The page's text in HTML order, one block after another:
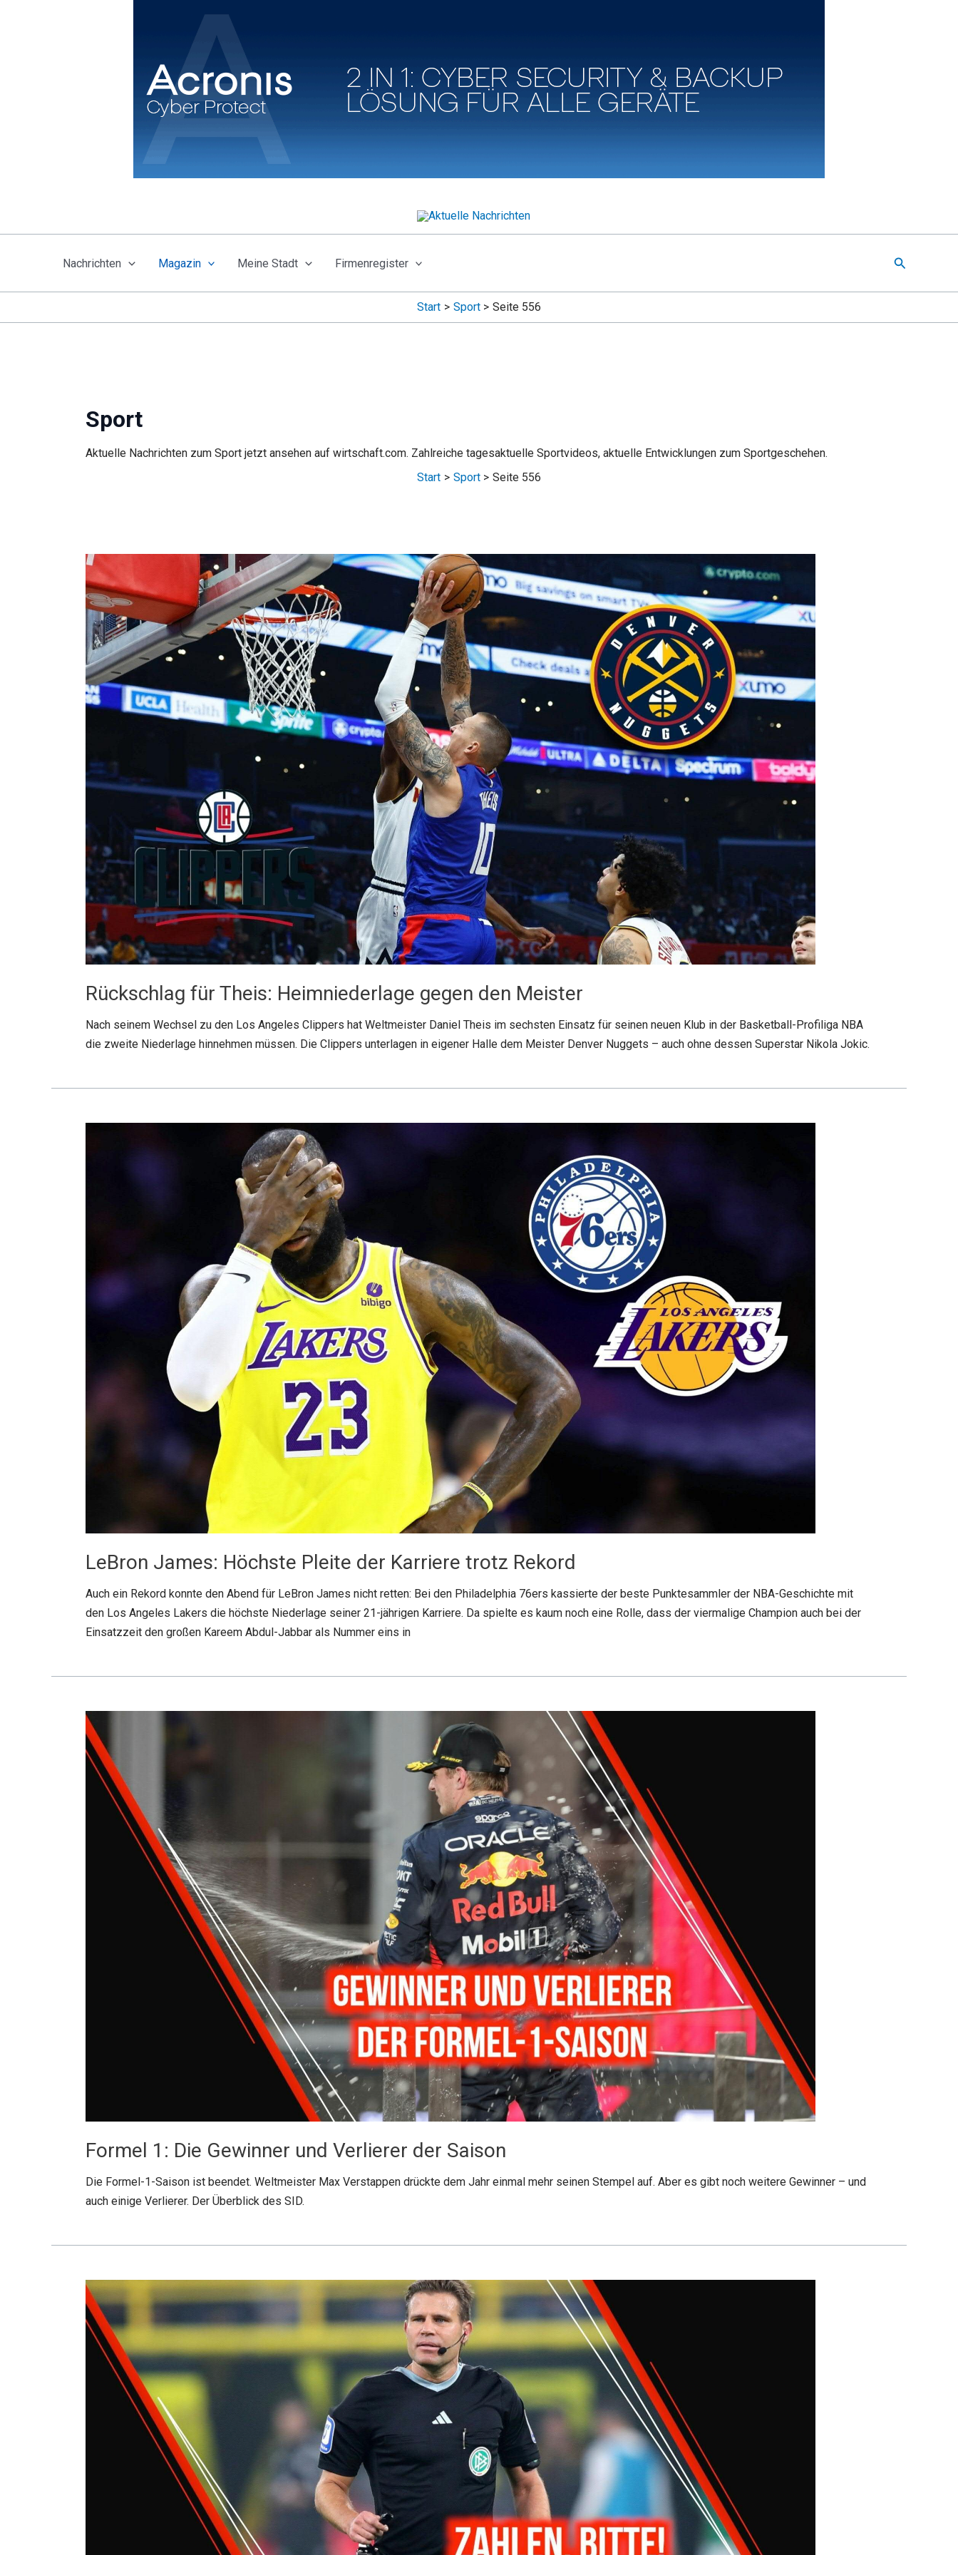
Nachrichten Magazin Meine Stadt Firmenregister Suchen
Start Sport Seite 556
Sport
Aktuelle Nachrichten zum Sport jetzt ansehen auf wirtschaft.com. Zahlreiche tagesaktuelle Sportvideos, aktuelle Entwicklungen zum Sportgeschehen.
Start
Sport Seite 556
Rückschlag für Theis: Heimniederlage gegen den Meister
Nach seinem Wechsel zu den Los Angeles Clippers hat Weltmeister Daniel Theis im sechsten Einsatz für seinen neuen Klub in der Basketball-Profiliga NBA
die zweite Niederlage hinnehmen müssen. Die Clippers unterlagen in eigener Halle dem Meister Denver Nuggets – auch ohne dessen Superstar Nikola Jokic.
LeBron James: Höchste Pleite der Karriere trotz Rekord
Auch ein Rekord konnte den Abend für LeBron James nicht retten: Bei den Philadelphia 76ers kassierte der beste Punktesammler der NBA-Geschichte mit
den Los Angeles Lakers die höchste Niederlage seiner 21-jährigen Karriere. Da spielte es kaum noch eine Rolle, dass der viermalige Champion auch bei der
Einsatzzeit den großen Kareem Abdul-Jabbar als Nummer eins in
Formel 1: Die Gewinner und Verlierer der Saison
Die Formel-1-Saison ist beendet. Weltmeister Max Verstappen drückte dem Jahr einmal mehr seinen Stempel auf. Aber es gibt noch weitere Gewinner – und
auch einige Verlierer. Der Überblick des SID.